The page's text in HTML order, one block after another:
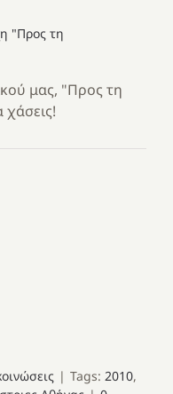
"Προς τη
μας, "Προς τη
χάσεις!
| Tags: 2010,